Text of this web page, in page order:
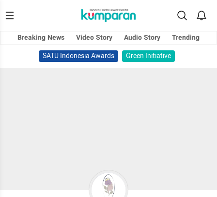
Breaking News Video Story Audio Story
Trending
SATU Indonesia Awards
Green Initiative